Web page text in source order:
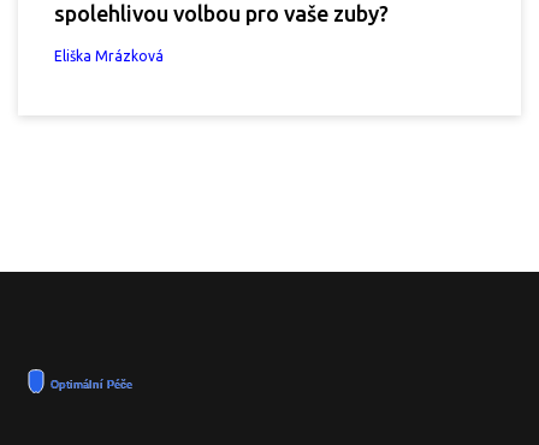
spolehlivou volbou pro vaše zuby?
Eliška Mrázková